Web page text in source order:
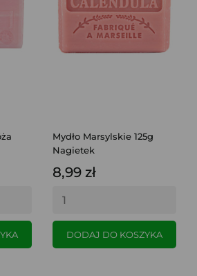
Mydło Marsylskie 125g
Nagietek
8,99 zł
DODAJ DO KOSZYKA